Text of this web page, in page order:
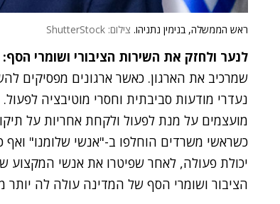
ראש הממשלה, בנימין נתניהו. צילום: ShutterStock
לנער ולחזק את השירות הציבורי ושומרי הסף:
שמרכיב את הארגון. כאשר ארגונים מפסיקים
נעדרי מודעות סביבתית וחסרי מוטיבציה
מועצמים על מנת לפעול ולקחת אחריות על
כשראשי משרדים הוחלפו ב-"אנשי שלומנו"
יכולת פעולה, לאחר שפיטרו את אנשי
הציבור ושומרי הסף של המדינה עולה לה יותר